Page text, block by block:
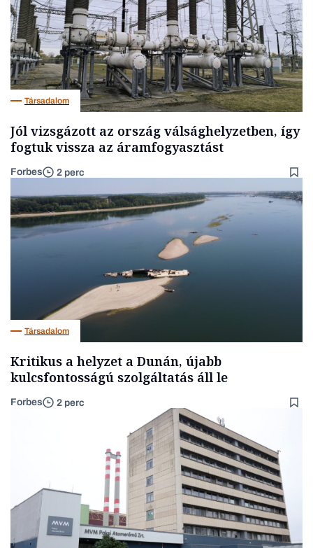
Társadalom
Jól vizsgázott az ország válsághelyzetben, így
fogtuk vissza az áramfogyasztást
Forbes 2 perc
Társadalom
Kritikus a helyzet a Dunán, újabb
kulcsfontosságú szolgáltatás áll le
Forbes 2 perc